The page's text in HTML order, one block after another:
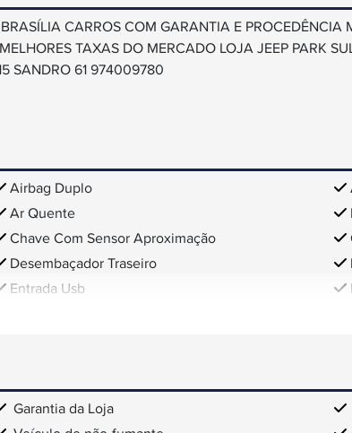
CARROS COM GARANTIA E PROCEDÊNCIA
TAXAS DO MERCADO LOJA JEEP PARK
SANDRO 61 974009780
Airbag Duplo
Ar Quente
Chave Com Sensor Aproximação
Desembaçador Traseiro
Entrada Usb
Garantia da Loja